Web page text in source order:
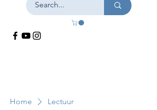
Home Lectuur